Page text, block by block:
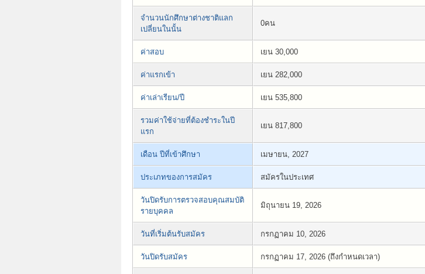
จำนวนนักศึกษาต่างชาติแลก
เปลี่ยนในนั้น
0คน
ค่าสอบ เยน 30,000
ค่าแรกเข้า เยน 282,000
ค่าเล่าเรียน/ปี เยน 535,800
รวมค่าใช้จ่ายที่ต้องชำระในปี
แรก
เยน 817,800
เดือน ปีที่เข้าศึกษา เมษายน, 2027
ประเภทของการสมัคร สมัครในประเทศ
วันปิดรับการตรวจสอบคุณสมบัติ
รายบุคคล
มิถุนายน 19, 2026
วันที่เริ่มต้นรับสมัคร กรกฏาคม 10, 2026
วันปิดรับสมัคร กรกฏาคม 17, 2026 (ถึงกำหนดเวลา)